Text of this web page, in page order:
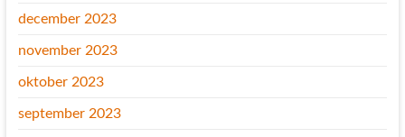
december 2023
november 2023
oktober 2023
september 2023